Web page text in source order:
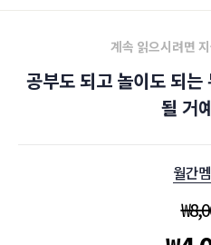
계속 읽으시려면
공부도 되고 놀이도 되
될 거
월간
₩